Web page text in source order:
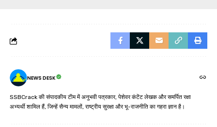
NEWS DESK
SSBCrack की संपादकीय टीम में अनुभवी पत्रकार, पेशेवर कंटेंट लेखक और समर्पित रक्षा
अभ्यर्थी शामिल हैं, जिन्हें सैन्य मामलों, राष्ट्रीय सुरक्षा और भू-राजनीति का गहरा ज्ञान है।